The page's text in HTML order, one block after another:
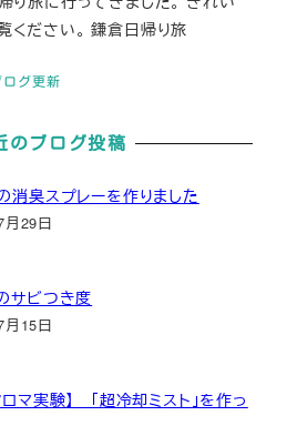
ログ更新
ください。 鎌倉日帰り旅
のブログ投稿
消臭スプレーを作りました
29日
サビつき度
15日
ロマ実験】 「超冷却ミスト」を作っ